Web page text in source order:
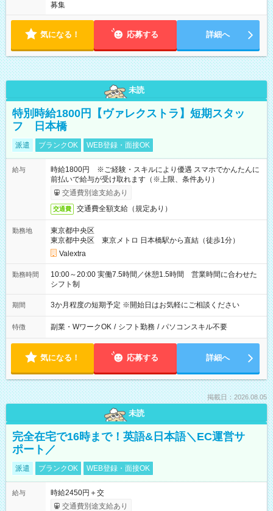
募集
気になる！ 応募する 詳細へ
未読
特別時給1800円【ヴァレクストラ】短期スタッ
フ 日本橋
派遣 ブランクOK WEB登録・面接OK
給与
時給1800円 ※ご経験・スキルにより優遇 スマホでかんたんに
前払いで給与が受け取れます（※上限、条件あり）
交通費別途支給あり
交通費 交通費全額支給（規定あり）
勤務地
東京都中央区
東京都中央区 東京メトロ 日本橋駅から直結（徒歩1分）
Valextra
勤務時間
10:00～20:00 実働7.5時間／休憩1.5時間 営業時間に合わせた
シフト制
期間 3か月程度の短期予定 ※開始日はお気軽にご相談ください
特徴 副業・WワークOK / シフト勤務 / パソコンスキル不要
気になる！ 応募する 詳細へ
掲載日：2026.08.05
未読
完全在宅で16時まで！英語&日本語＼EC運営サ
ポート／
派遣 ブランクOK WEB登録・面接OK
給与
時給2450円＋交
交通費別途支給あり